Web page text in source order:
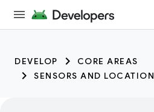
DEVELOP
CORE AREAS
SENSORS AND LOCATION